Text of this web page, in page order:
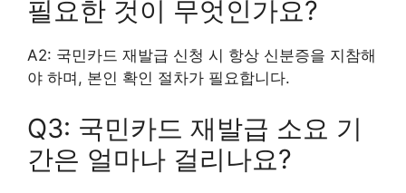
필요한 것이 무엇인가요?
A2: 국민카드 재발급 신청 시 항상 신분증을 지참해
야 하며, 본인 확인 절차가 필요합니다.
Q3: 국민카드 재발급 소요 기
간은 얼마나 걸리나요?